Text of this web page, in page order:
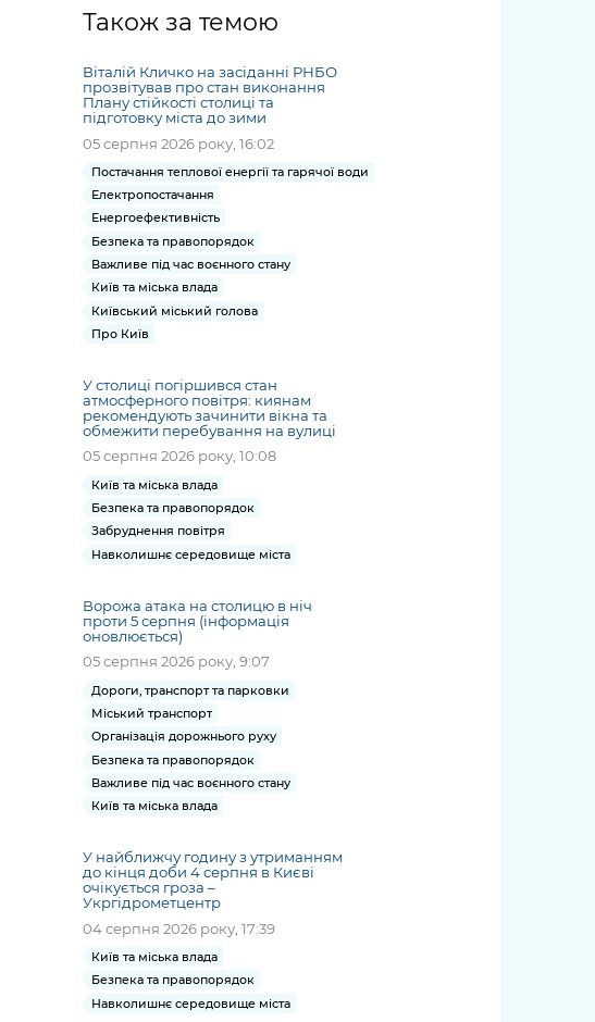
Безбар'єрність
Київська міська військова
адміністрація
Портал послуг
Міський застосунок Київ
Цифровий
Важливе під час
воєнного стану
міській військовій
адміністрації
«Ініціатива
«Партнерство
«Відкритий Уряд» –
місцевий рівень»
Порядок
рішень, дій чи
бездіяльності
розпорядників
інформації
Звіти про
опрацювання
запитів на
публічну
інформацію
дашборди
ся на
новини та
КМДА /
Subscribe
announce
from the
KCSA
журналіст
ський
запит /
Submitting
a media
request
hospitals
Також за темою
Віталій Кличко на засіданні РНБО
прозвітував про стан виконання
Плану стійкості столиці та
підготовку міста до зими
05 серпня 2026 року, 16:02
Постачання теплової енергії та гарячої води
Електропостачання
Енергоефективність
Безпека та правопорядок
Важливе під час воєнного стану
Київ та міська влада
Київський міський голова
Про Київ
У столиці погіршився стан
атмосферного повітря: киянам
рекомендують зачинити вікна та
обмежити перебування на вулиці
05 серпня 2026 року, 10:08
Київ та міська влада
Безпека та правопорядок
Забруднення повітря
Навколишнє середовище міста
Ворожа атака на столицю в ніч
проти 5 серпня (інформація
оновлюється)
05 серпня 2026 року, 9:07
Дороги, транспорт та парковки
Міський транспорт
Організація дорожнього руху
Безпека та правопорядок
Важливе під час воєнного стану
Київ та міська влада
У найближчу годину з утриманням
до кінця доби 4 серпня в Києві
очікується гроза –
Укргідрометцентр
04 серпня 2026 року, 17:39
Київ та міська влада
Безпека та правопорядок
Навколишнє середовище міста